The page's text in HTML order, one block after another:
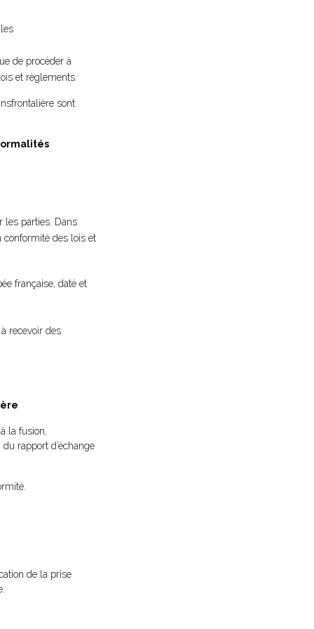
de procéder à
et règlements.
sont
les parties. Dans
conformité des lois et
française, daté et
recevoir des
la fusion,
rapport d’échange
de la prise